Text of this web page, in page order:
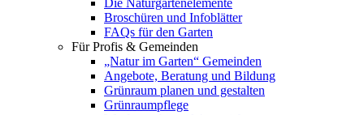
Die Naturgartenelemente
Broschüren und Infoblätter
FAQs für den Garten
Für Profis & Gemeinden
„Natur im Garten“ Gemeinden
Angebote, Beratung und Bildung
Grünraum planen und gestalten
Grünraumpflege